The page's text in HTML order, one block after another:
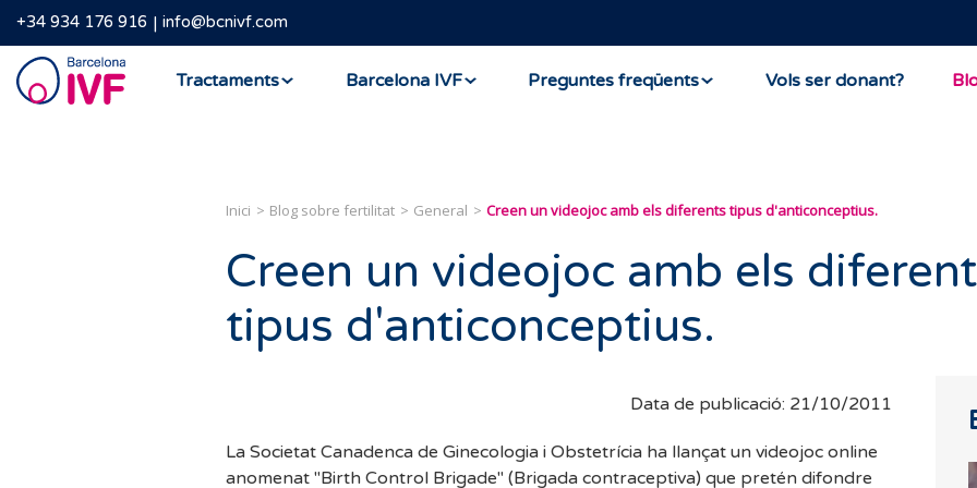
+34 934 176 916 info@bcnivf.com
Barcelona
IVF
Tractaments Barcelona IVF Preguntes freqüents Vols ser donant?
Inici Blog sobre fertilitat General Creen un videojoc amb els diferents tipus d'anticonceptius.
Creen un videojoc amb els
tipus d'anticonceptius.
Data de publicació: 21/10/2011
La Societat Canadenca de Ginecologia i Obstetrícia ha llançat un videojoc online
anomenat "Birth Control Brigade" (Brigada contraceptiva) que pretén difondre